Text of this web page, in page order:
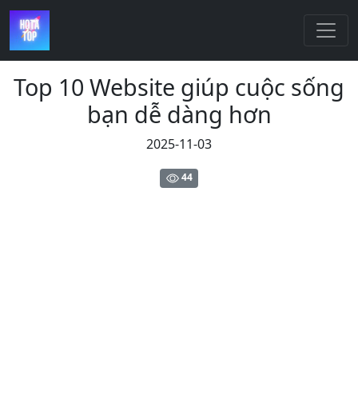
Top 10 Website giúp cuộc sống
bạn dễ dàng hơn
2025-11-03
44